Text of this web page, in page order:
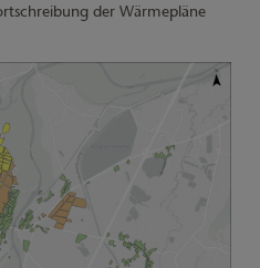
der Wärmepläne